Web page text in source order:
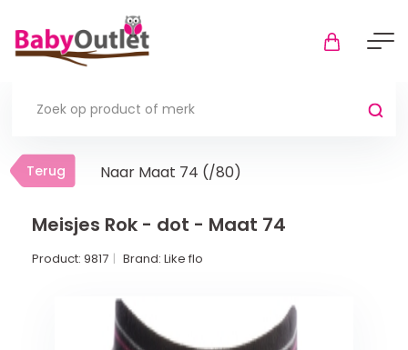
Terug
Thuis
In de box
Boxmatrassen en hoeslakens
Terug Naar Maat 74 (/80)
Meisjes Rok - dot - Maat 74
Product: 9817 Brand: Like flo